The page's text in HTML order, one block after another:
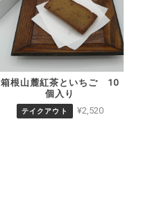
箱根山麓紅茶といちご 10
個入り
テイクアウト ¥2,520